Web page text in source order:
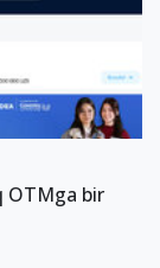
OTMga bir